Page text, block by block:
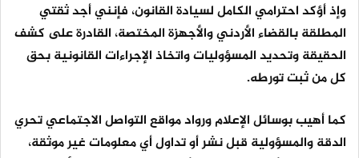
وإذ أؤكد احترامي الكامل لسيادة القانون، فإنني أجد ثقتي
المطلقة بالقضاء الأردني والأجهزة المختصة، القادرة على كشف
الحقيقة وتحديد المسؤوليات واتخاذ الإجراءات القانونية بحق
كل من ثبت تورطه.
كما أهيب بوسائل الإعلام ورواد مواقع التواصل الاجتماعي تحري
الدقة والمسؤولية قبل نشر أو تداول أي معلومات غير موثقة،